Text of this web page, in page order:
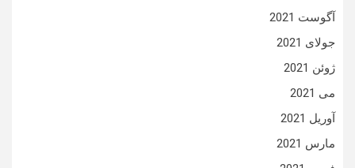
آگوست 2021
جولای 2021
ژوئن 2021
می 2021
آوریل 2021
مارس 2021